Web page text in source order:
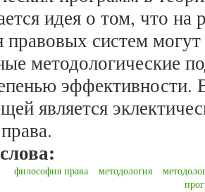
идея о том, что на
правовых систем могут
методологические
эффективности.
является
философия права методология